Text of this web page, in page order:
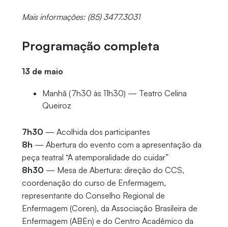
Mais informações: (85) 3477.3031
Programação completa
13 de maio
Manhã (7h30 às 11h30) — Teatro Celina
Queiroz
7h30 — Acolhida dos participantes
8h — Abertura do evento com a apresentação da
peça teatral “A atemporalidade do cuidar”
8h30 — Mesa de Abertura: direção do CCS,
coordenação do curso de Enfermagem,
representante do Conselho Regional de
Enfermagem (Coren), da Associação Brasileira de
Enfermagem (ABEn) e do Centro Acadêmico da